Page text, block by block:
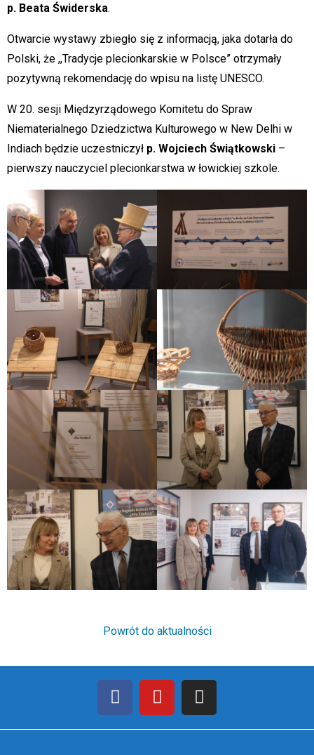
p. Beata Świderska.
Otwarcie wystawy zbiegło się z informacją, jaka dotarła do
Polski, że ,,Tradycje plecionkarskie w Polsce” otrzymały
pozytywną rekomendację do wpisu na listę UNESCO.
W 20. sesji Międzyrządowego Komitetu do Spraw
Niematerialnego Dziedzictwa Kulturowego w New Delhi w
Indiach będzie uczestniczył p. Wojciech Świątkowski –
pierwszy nauczyciel plecionkarstwa w łowickiej szkole.
Powrót do aktualności